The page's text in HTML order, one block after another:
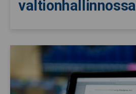
valtionhallinnossa